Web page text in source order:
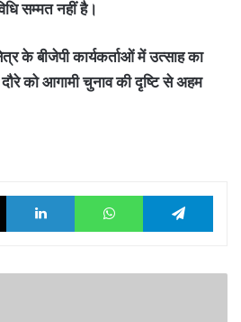
सम्मत नहीं है।
के बीजेपी कार्यकर्ताओं में उत्साह का
को आगामी चुनाव की दृष्टि से अहम
X LinkedIn WhatsApp